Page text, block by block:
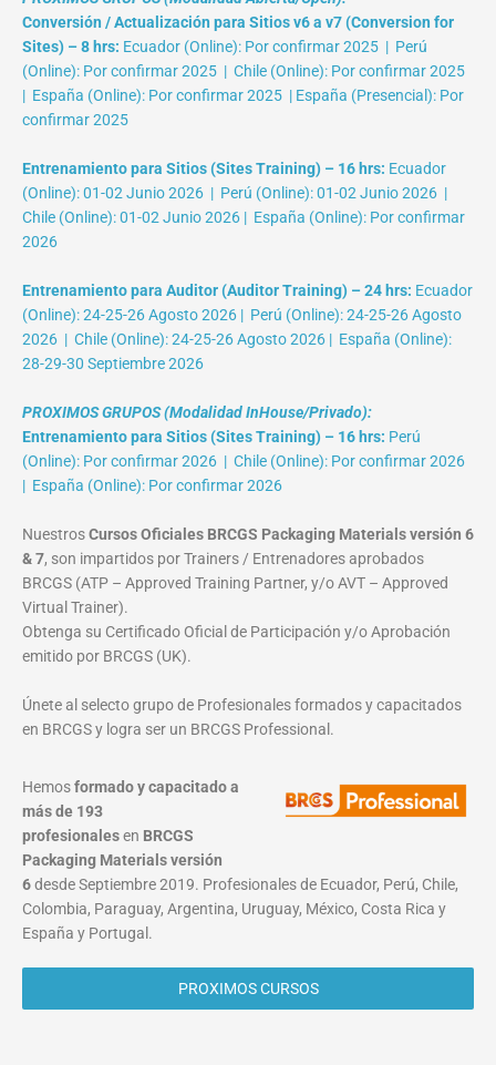
Conversión / Actualización para Sitios v6 a v7 (Conversion for
Sites) – 8 hrs: Ecuador (Online): Por confirmar 2025 | Perú
(Online): Por confirmar 2025 | Chile (Online): Por confirmar 2025
| España (Online): Por confirmar 2025 | España (Presencial): Por
confirmar 2025
Entrenamiento para Sitios (Sites Training) – 16 hrs: Ecuador
(Online): 01-02 Junio 2026 | Perú (Online): 01-02 Junio 2026 |
Chile (Online): 01-02 Junio 2026 | España (Online): Por confirmar
2026
Entrenamiento para Auditor (Auditor Training) – 24 hrs: Ecuador
(Online): 24-25-26 Agosto 2026 | Perú (Online): 24-25-26 Agosto
2026 | Chile (Online): 24-25-26 Agosto 2026 | España (Online):
28-29-30 Septiembre 2026
PROXIMOS GRUPOS (Modalidad InHouse/Privado):
Entrenamiento para Sitios (Sites Training) – 16 hrs: Perú
(Online): Por confirmar 2026 | Chile (Online): Por confirmar 2026
| España (Online): Por confirmar 2026
NuestrosCursos Oficiales BRCGS Packaging Materials versión 6
& 7, son impartidos por Trainers / Entrenadores aprobados
BRCGS (ATP – Approved Training Partner, y/o AVT – Approved
Virtual Trainer).
Obtenga su Certificado Oficial de Participación y/o Aprobación
emitido por BRCGS (UK).
Únete al selecto grupo de Profesionales formados y capacitados
en BRCGS y logra ser un BRCGS Professional.
Hemosformado y capacitado a
más de 193
profesionalesen BRCGS
Packaging Materialsversión
6desde Septiembre 2019. Profesionales de Ecuador, Perú, Chile,
Colombia, Paraguay, Argentina, Uruguay, México, Costa Rica y
España y Portugal.
PROXIMOS CURSOS